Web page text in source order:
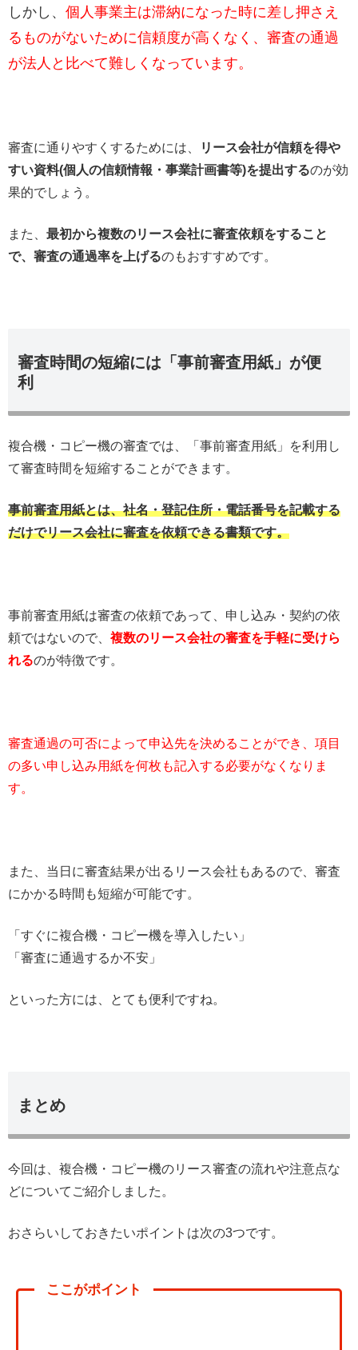
しかし、 個人事業主は滞納になった時に差し押さえ
るものがないために信頼度が高くなく、審査の通過
が法人と比べて難しくなっています。
審査に通りやすくするためには、
リース会社が信頼を得や
すい資料(個人の信頼情報・事業計画書等)を提出するのが効
果的でしょう。
また、 最初から複数のリース会社に審査依頼をすること
で、審査の通過率を上げるのもおすすめです。
審査時間の短縮には「事前審査用紙」が便
利
複合機・コピー機の審査では、「事前審査用紙」を利用し
て審査時間を短縮することができます。
事前審査用紙とは、社名・登記住所・電話番号を記載する
だけでリース会社に審査を依頼できる書類です。
事前審査用紙は審査の依頼であって、申し込み・契約の依
頼ではないので、 複数のリース会社の審査を手軽に受けら
れるのが特徴です。
審査通過の可否によって申込先を決めることができ、項目
の多い申し込み用紙を何枚も記入する必要がなくなりま
す。
また、当日に審査結果が出るリース会社もあるので、審査
にかかる時間も短縮が可能です。
「すぐに複合機・コピー機を導入したい」
「審査に通過するか不安」
といった方には、とても便利ですね。
まとめ
今回は、複合機・コピー機のリース審査の流れや注意点な
どについてご紹介しました。
おさらいしておきたいポイントは次の3つです。
ここがポイント